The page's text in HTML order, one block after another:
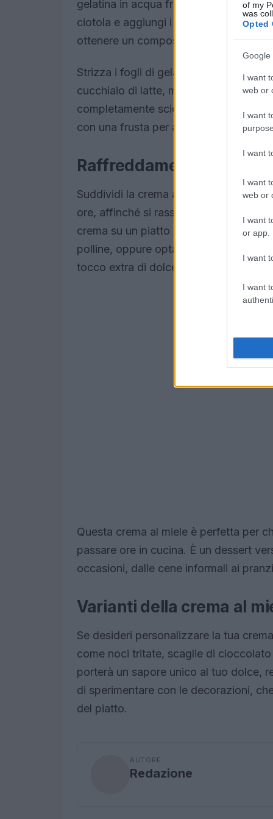
of my
was
Opted
Google
I want
web or
I want
I want
I want
web or
I want
or app.
I want
I want
gelatina in acqua fredda per circa 10
ciotola e aggiungi i semi di vaniglia, il
ottenere un composto omogeneo.
Strizza i fogli di gelatina e mettili in un
cucchiaio di latte, mescolando
completamente sciolta, aggiungila al
con una frusta per assicurarti che la
Raffreddamento e
Suddividi la crema al miele in quattro
ore, affinché si rassodino. Quando sei
crema su un piatto da portata. Puoi
polline, oppure optare per topping
tocco extra di dolcezza.
Questa crema al miele è perfetta per
passare ore in cucina. È un dessert
occasioni, dalle cene informali ai
Varianti della crema al
Se desideri personalizzare la tua
come noci tritate, scaglie di
porterà un sapore unico al tuo dolce,
di sperimentare con le decorazioni,
del piatto.
AUTORE
Redazione